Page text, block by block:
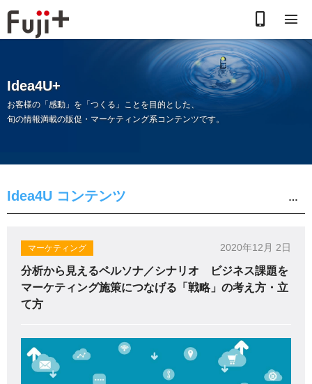
合
せ
Idea4U+
お客様の「感動」を「つくる」ことを目的とした、
旬の情報満載の販促・マーケティング系コンテンツです。
Idea4U コンテンツ
マーケティング 2020年12月 2日
分析から見えるペルソナ／シナリオ ビジネス課題を
マーケティング施策につなげる「戦略」の考え方・立
て方